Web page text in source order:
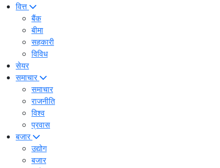
वित्त
बैंक
बीमा
सहकारी
विविध
सेयर
समाचार
समाचार
राजनीति
विश्व
प्रवास
बजार
उद्योग
बजार